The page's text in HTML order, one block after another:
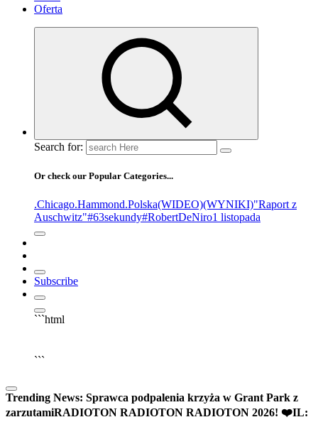
Oferta
Search for:
Or check our Popular Categories...
.Chicago.Hammond.Polska(WIDEO)(WYNIKI)"Raport z
Auschwitz"#63sekundy#RobertDeNiro1 listopada
Subscribe
```html
```
Trending News: Sprawca podpalenia krzyża w Grant Park z
zarzutamiRADIOTON RADIOTON RADIOTON 2026! ❤️IL: